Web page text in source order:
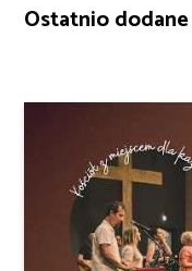
Ostatnio dodane